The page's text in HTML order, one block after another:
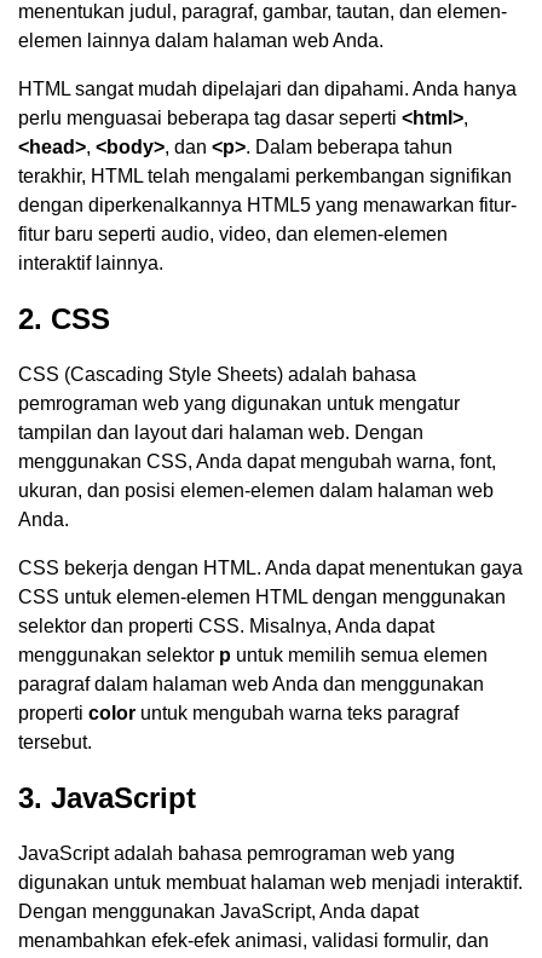
menentukan judul, paragraf, gambar, tautan, dan elemen-
elemen lainnya dalam halaman web Anda.
HTML sangat mudah dipelajari dan dipahami. Anda hanya
perlu menguasai beberapa tag dasar seperti <html>,
<head>, <body>, dan <p>. Dalam beberapa tahun
terakhir, HTML telah mengalami perkembangan signifikan
dengan diperkenalkannya HTML5 yang menawarkan fitur-
fitur baru seperti audio, video, dan elemen-elemen
interaktif lainnya.
2. CSS
CSS (Cascading Style Sheets) adalah bahasa
pemrograman web yang digunakan untuk mengatur
tampilan dan layout dari halaman web. Dengan
menggunakan CSS, Anda dapat mengubah warna, font,
ukuran, dan posisi elemen-elemen dalam halaman web
Anda.
CSS bekerja dengan HTML. Anda dapat menentukan gaya
CSS untuk elemen-elemen HTML dengan menggunakan
selektor dan properti CSS. Misalnya, Anda dapat
menggunakan selektor p untuk memilih semua elemen
paragraf dalam halaman web Anda dan menggunakan
properti color untuk mengubah warna teks paragraf
tersebut.
3. JavaScript
JavaScript adalah bahasa pemrograman web yang
digunakan untuk membuat halaman web menjadi interaktif.
Dengan menggunakan JavaScript, Anda dapat
menambahkan efek-efek animasi, validasi formulir, dan